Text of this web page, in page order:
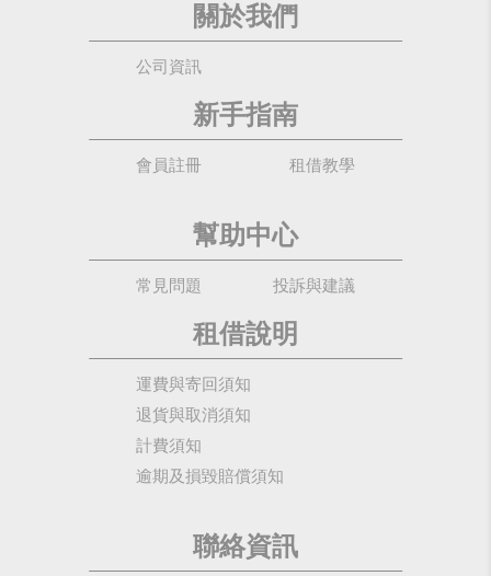
關於我們
公司資訊
新手指南
會員註冊 租借教學
幫助中心
常見問題 投訴與建議
租借說明
運費與寄回須知
退貨與取消須知
計費須知
逾期及損毀賠償須知
聯絡資訊